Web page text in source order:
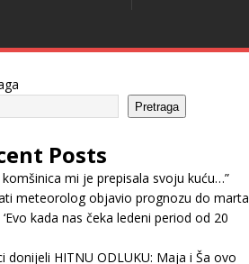
Pretraga
Posts
komšinica mi je prepisala svoju kuću…”
meteorolog objavio prognozu do marta
‘Evo kada nas čeka ledeni period od 20
donijeli HITNU ODLUKU: Maja i Ša ovo